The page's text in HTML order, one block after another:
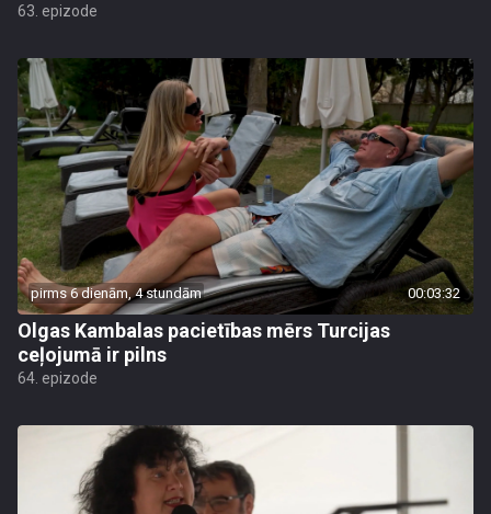
63. epizode
pirms 6 dienām, 4 stundām 00:03:32
Olgas Kambalas pacietības mērs Turcijas
ceļojumā ir pilns
64. epizode